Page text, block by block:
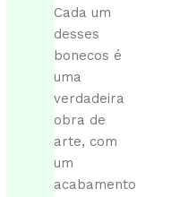
Cada um
desses
bonecos é
uma
verdadeira
obra de
arte, com
um
acabamento